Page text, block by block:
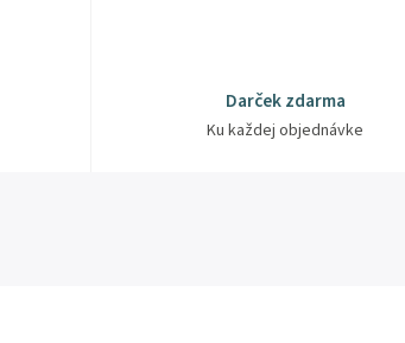
Darček zdarma
Ku každej objednávke